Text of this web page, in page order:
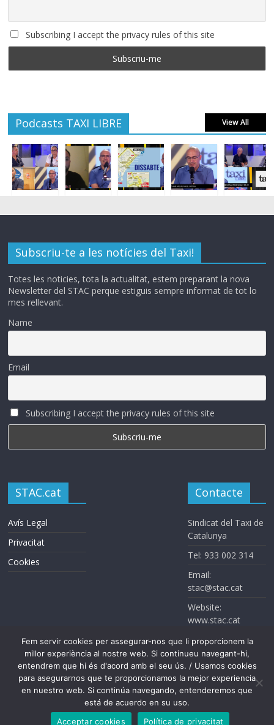
Subscribing I accept the privacy rules of this site
Podcasts TAXI LIBRE View All
Subscriu-te a les notícies del Taxi!
Totes les noticies, tota la actualitat, estem preparant la nova
Newsletter del STAC perque estiguis sempre informat de tot lo
mes rellevant.
Name
Email
Subscribing I accept the privacy rules of this site
STAC.cat
Avís Legal
Privacitat
Cookies
Contacte
Sindicat del Taxi de
Catalunya
Tel: 933 002 314
Email:
stac@stac.cat
Website:
www.stac.cat
Sindicat del Taxi de Catalunya. Todos los derechos reservados
Fem servir cookies per assegurar-nos que li proporcionem la
millor experiència al nostre web. Si continueu navegant-hi,
entendrem que hi és d'acord amb el seu ús. / Usamos cookies
para asegurarnos que te proporcionamos la mejor experiencia
en nuestro web. Si continúa navegando, entenderemos que
está de acuerdo en su uso.
Acceptar cookies
Política de privacitat